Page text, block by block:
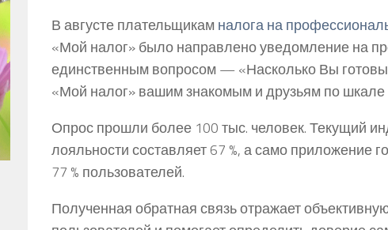
В августе плательщикам налога на
«Мой налог» было направлено уведомление на
единственным вопросом — «Насколько Вы
«Мой налог» вашим знакомым и друзьям по шкале
Опрос прошли более 100 тыс. человек. Текущий
лояльности составляет 67 %, а само приложение
77 % пользователей.
Полученная обратная связь отражает